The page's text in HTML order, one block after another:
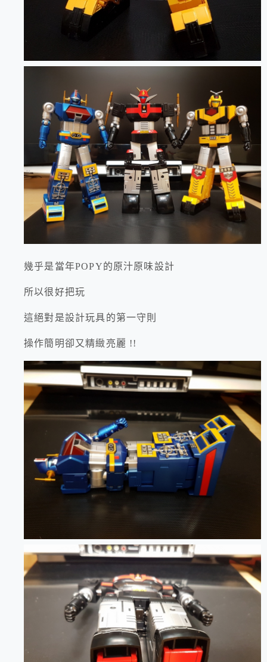
幾乎是當年POPY的原汁原味設計
所以很好把玩
這絕對是設計玩具的第一守則
操作簡明卻又精緻亮麗 !!